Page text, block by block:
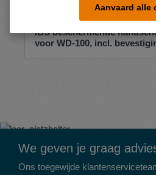
IBS beschermende
voor WD-100, incl.
We geven je graag
Ons toegewijde
Aanvaard alle